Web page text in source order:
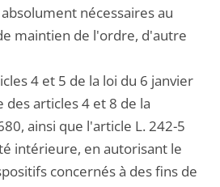
nécessaires au
maintien de l'ordre, d'autre
4 et 5 de la loi du 6 janvier
des articles 4 et 8 de la
ainsi que l'article L. 242-5
intérieure, en autorisant le
concernés à des fins de